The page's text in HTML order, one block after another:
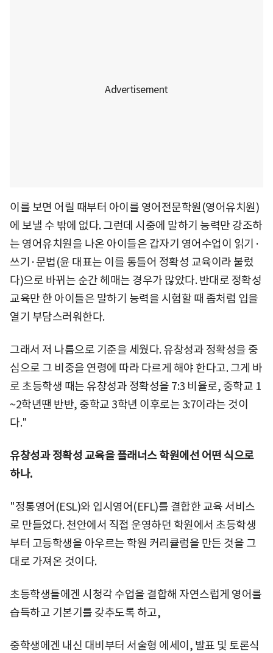
이를 보면 어릴 때부터 아이를 영어전문학원(영어유치원)
에 보낼 수 밖에 없다. 그런데 시중에 말하기 능력만 강조하
는 영어유치원을 나온 아이들은 갑자기 영어수업이 읽기·
쓰기·문법(윤 대표는 이를 통틀어 정확성 교육이라 불렀
다)으로 바뀌는 순간 헤매는 경우가 많았다. 반대로 정확성
교육만 한 아이들은 말하기 능력을 시험할 때 좀처럼 입을
열기 부담스러워한다.
그래서 저 나름으로 기준을 세웠다. 유창성과 정확성을 중
심으로 그 비중을 연령에 따라 다르게 해야 한다고. 그게 바
로 초등학생 때는 유창성과 정확성을 7:3 비율로, 중학교 1
~2학년땐 반반, 중학교 3학년 이후로는 3:7이라는 것이
다."
유창성과 정확성 교육을 플래너스 학원에선 어떤 식으로
하나.
"정통영어(ESL)와 입시영어(EFL)를 결합한 교육 서비스
로 만들었다. 천안에서 직접 운영하던 학원에서 초등학생
부터 고등학생을 아우르는 학원 커리큘럼을 만든 것을 그
대로 가져온 것이다.
초등학생들에겐 시청각 수업을 결합해 자연스럽게 영어를
습득하고 기본기를 갖추도록 하고,
중학생에겐 내신 대비부터 서술형 에세이, 발표 및 토론식